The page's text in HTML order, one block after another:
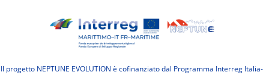
Il progetto NEPTUNE EVOLUTION è cofinanziato dal Programma Interreg Italia-